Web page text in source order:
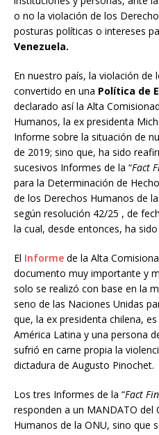
o no la violación de los
posturas políticas o intereses
Venezuela.
En nuestro país, la violación de
convertido en una Política de
declarado así la Alta
Humanos, la ex presidenta
Informe sobre la situación de
de 2019; sino que, ha sido
sucesivos Informes de la “Fact
para la Determinación de
de los Derechos Humanos de
según resolución 42/25 , de
la cual, desde entonces, ha
El Informe de la Alta
documento muy importante y
solo se realizó con base en la
seno de las Naciones Unidas
que, la ex presidenta chilena,
América Latina y una persona
sufrió en carne propia la
dictadura de Augusto Pinochet.
Los tres Informes de la “Fact
responden a un MANDATO del
Humanos de la ONU, sino que